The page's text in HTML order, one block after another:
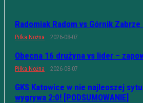
Radomiak Radom vs Górnik
Piłka Nożna 2026-08-07
Obecna 16 drużyna vs lider –
Piłka Nożna 2026-08-07
GKS Katowice w nie najleoszej
wygrywa 2:0! [PODSUMOWANIE]